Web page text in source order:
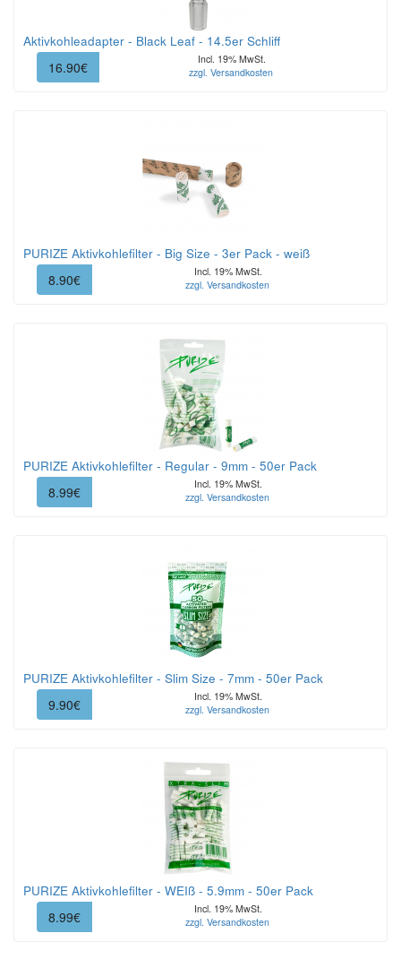
Aktivkohleadapter - Black Leaf - 14.5er Schliff
16.90€
Incl. 19% MwSt.
zzgl. Versandkosten
PURIZE Aktivkohlefilter - Big Size - 3er Pack - weiß
8.90€
Incl. 19% MwSt.
zzgl. Versandkosten
PURIZE Aktivkohlefilter - Regular - 9mm - 50er Pack
8.99€
Incl. 19% MwSt.
zzgl. Versandkosten
PURIZE Aktivkohlefilter - Slim Size - 7mm - 50er Pack
9.90€
Incl. 19% MwSt.
zzgl. Versandkosten
PURIZE Aktivkohlefilter - WEIß - 5.9mm - 50er Pack
8.99€
Incl. 19% MwSt.
zzgl. Versandkosten